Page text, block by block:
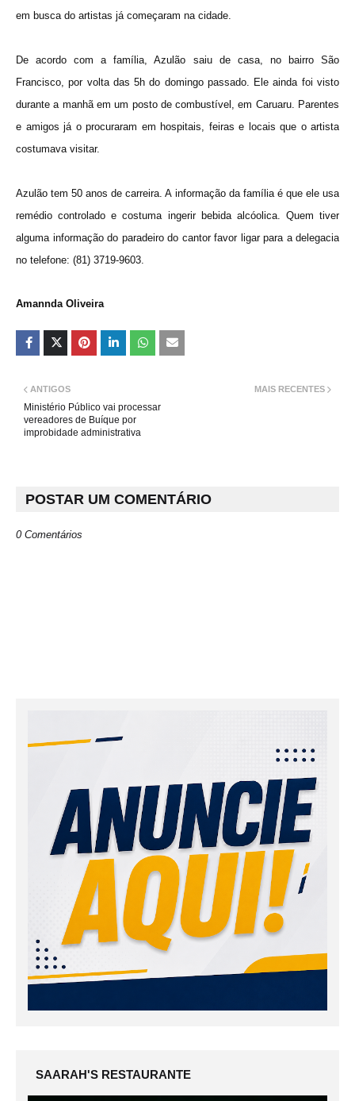
em busca do artistas já começaram na cidade.
De acordo com a família, Azulão saiu de casa, no bairro São
Francisco, por volta das 5h do domingo passado. Ele ainda foi visto
durante a manhã em um posto de combustível, em Caruaru. Parentes
e amigos já o procuraram em hospitais, feiras e locais que o artista
costumava visitar.
Azulão tem 50 anos de carreira. A informação da família é que ele usa
remédio controlado e costuma ingerir bebida alcóolica. Quem tiver
alguma informação do paradeiro do cantor favor ligar para a delegacia
no telefone: (81) 3719-9603.
Amannda Oliveira
MAIS RECENTES
ANTIGOS
Ministério Público vai processar
vereadores de Buíque por
improbidade administrativa
POSTAR UM COMENTÁRIO
0 Comentários
SAARAH'S RESTAURANTE